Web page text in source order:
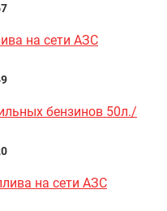
на сети АЗС
бензинов 50л./
на сети АЗС